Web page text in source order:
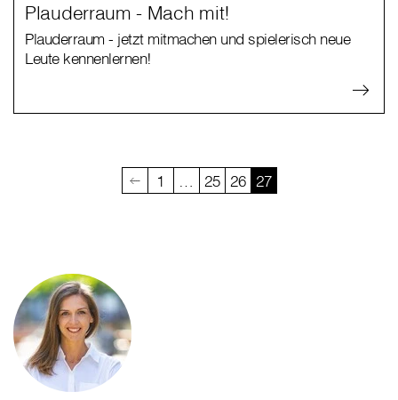
Plauderraum - Mach mit!
Plauderraum - jetzt mitmachen und spielerisch neue
Leute kennenlernen!
1 … 25 26 27